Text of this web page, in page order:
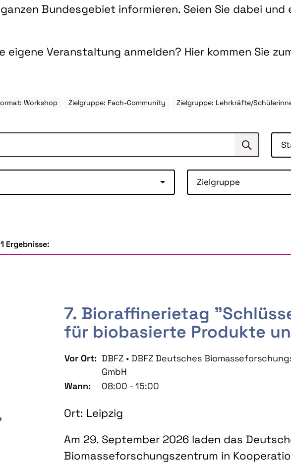
Bundesgebiet informieren. Seien Sie dabei und
eigene Veranstaltung anmelden? Hier kommen Sie
Workshop Zielgruppe: Fach-Community Zielgruppe: Lehrkräfte/
Suchen
Zielgruppe
Ergebnisse:
7. Bioraffinerietag
für biobasierte Produkte
Vor Ort: DBFZ • DBFZ Deutsches
GmbH
Wann:
08:00 - 15:00
Ort: Leipzig
Am 29. September 2026 laden das
Biomasseforschungszentrum in